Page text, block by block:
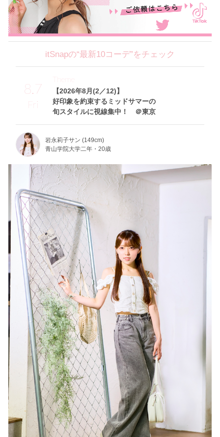
itSnapの“最新10コーデ”をチェック
8.7
Fri
【2026年8月(2／12)】
好印象を約束するミッドサマーの
旬スタイルに視線集中！ ＠東京
Theme
岩永莉子サン (149cm)
青山学院大学二年・20歳